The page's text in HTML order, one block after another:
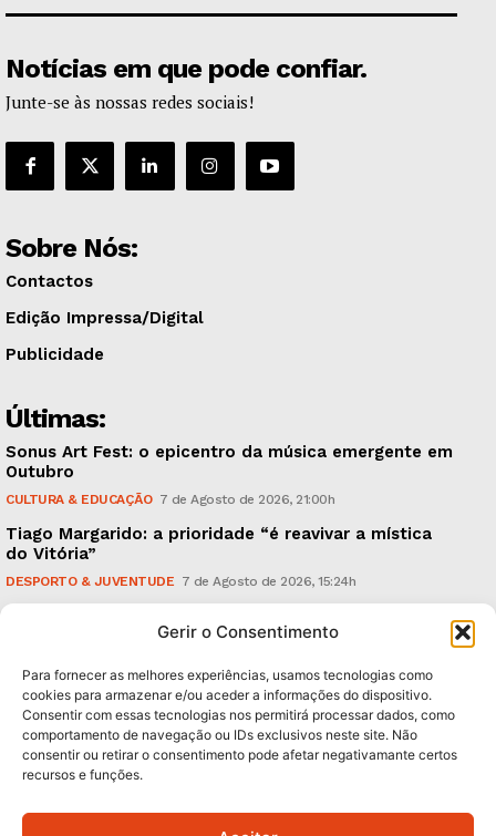
Gerir o Consentimento
Para fornecer as melhores experiências, usamos tecnologias como
cookies para armazenar e/ou aceder a informações do dispositivo.
Consentir com essas tecnologias nos permitirá processar dados, como
comportamento de navegação ou IDs exclusivos neste site. Não
consentir ou retirar o consentimento pode afetar negativamante certos
recursos e funções.
Notícias em que pode confiar.
Junte-se às nossas redes sociais!
Sobre Nós:
Contactos
Edição Impressa/Digital
Publicidade
Últimas:
Sonus Art Fest: o epicentro da música emergente em
Outubro
CULTURA & EDUCAÇÃO 7 de Agosto de 2026, 21:00h
Tiago Margarido: a prioridade “é reavivar a mística
do Vitória”
DESPORTO & JUVENTUDE 7 de Agosto de 2026, 15:24h
caudais e antecipa situações de risco
Subscreva Newsletter: